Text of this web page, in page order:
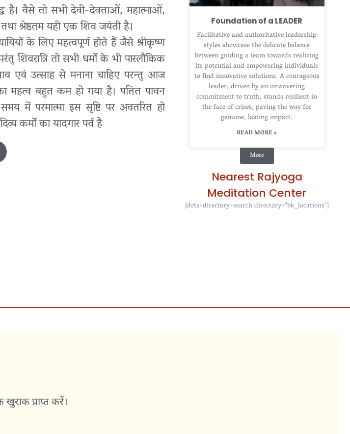
है। वैसे तो सभी देवी-देवताओं, महात्माओं,
श्रेष्ठतम यही एक शिव जयंती है।
के लिए महत्वपूर्ण होते हैं जैसे श्रीकृष्ण
शिवरात्रि तो सभी धर्मों के भी पारलौकिक
एवं उत्साह से मनाना चाहिए परन्तु आज
महत्व बहुत कम हो गया है। पतित पावन
में परमात्मा इस सृष्टि पर अवतरित हो
कर्मों का यादगार पर्व है
Foundation of a LEADER
Facilitative and authoritative leadership
styles showcase the delicate balance
between guiding a team towards realizing
its potential and empowering individuals
to find innovative solutions. A courageous
leader, driven by an unwavering
commitment to truth, stands resilient in
the face of crises, paving the way for
genuine, lasting impact.
READ MORE »
More
Nearest Rajyoga
Meditation Center
[drts-directory-search directory="bk_locations"]
प्राप्त करें।